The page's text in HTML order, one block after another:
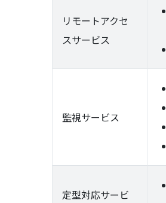
リモートアクセ
スサービス​
監視サービス
定型対応サービ